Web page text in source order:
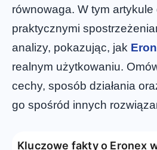
równowaga. W tym artykule
praktycznymi
analizy, pokazując, jak
realnym użytkowaniu.
cechy, sposób działania
go spośród innych
Kluczowe fakty o Eronex